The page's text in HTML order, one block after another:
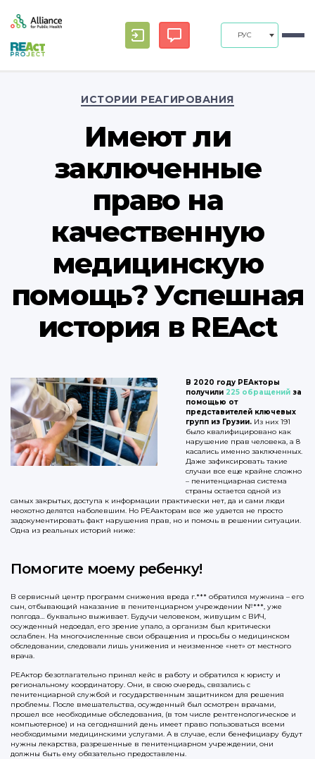
РУС
ИСТОРИИ РЕАГИРОВАНИЯ
Имеют ли
заключенные
право на
качественную
медицинскую
помощь? Успешная
история в REAct
В 2020 году РЕАкторы
получили 225 обращений за
помощью от
представителей ключевых
групп из Грузии. Из них 191
было квалифицировано как
нарушение прав человека, а 8
касались именно заключенных.
Даже зафиксировать такие
случаи все еще крайне сложно
– пенитенциарная система
страны остается одной из
самых закрытых, доступа к информации практически нет, да и сами люди
неохотно делятся наболевшим. Но РЕАакторам все же удается не просто
задокументировать факт нарушения прав, но и помочь в решении ситуации.
Одна из реальных историй ниже:
Помогите моему ребенку!
В сервисный центр программ снижения вреда г.*** обратился мужчина – его
сын, отбывающий наказание в пенитенциарном учреждении №***, уже
полгода… буквально выживает. Будучи человеком, живущим с ВИЧ,
осужденный недоедал, его зрение упало, а организм был критически
ослаблен. На многочисленные свои обращения и просьбы о медицинском
обследовании, следовали лишь унижения и неизменное «нет» от местного
врача.
РЕАктор безотлагательно принял кейс в работу и обратился к юристу и
региональному координатору. Они, в свою очередь, связались с
пенитенциарной службой и государственным защитником для решения
проблемы. После вмешательства, осужденный был осмотрен врачами,
прошел все необходимые обследования, (в том числе рентгенологическое и
компьютерное) и на сегодняшний день имеет право пользоваться всеми
необходимыми медицинскими услугами. А в случае, если бенефициару будут
нужны лекарства, разрешенные в пенитенциарном учреждении, они
должны быть ему обязательно предоставлены.